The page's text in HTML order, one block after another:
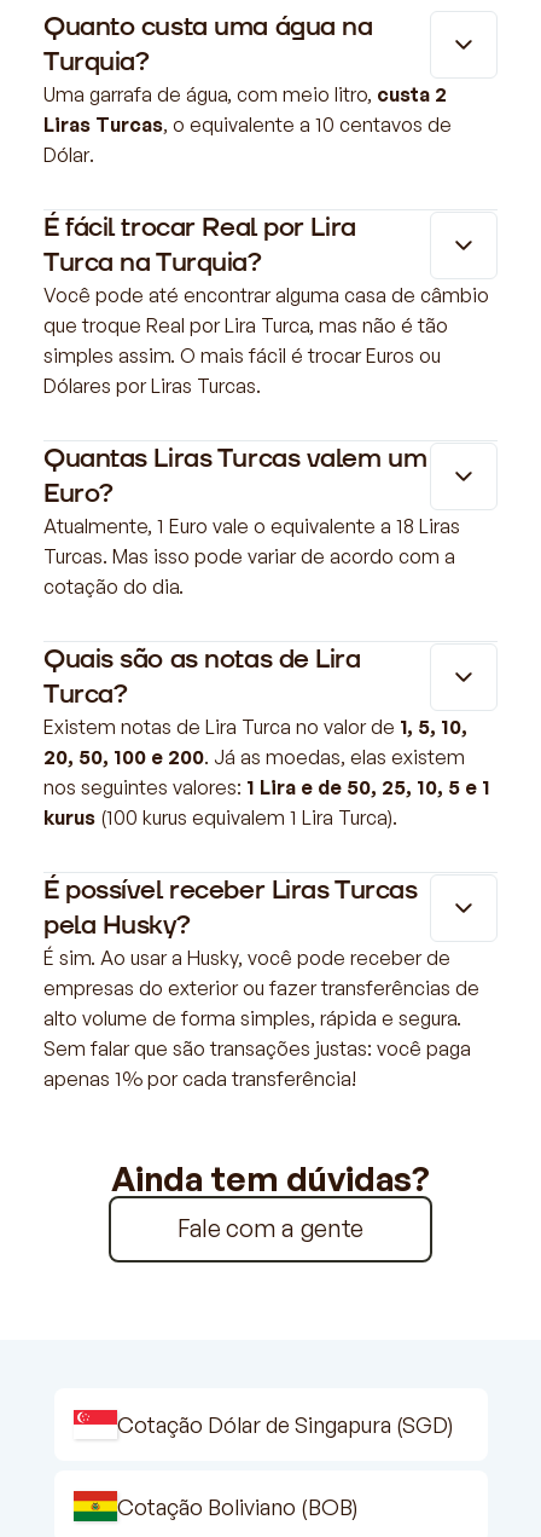
Quanto custa uma água na
Turquia?
Uma garrafa de água, com meio litro, custa 2
Liras Turcas, o equivalente a 10 centavos de
Dólar.
É fácil trocar Real por Lira
Turca na Turquia?
Você pode até encontrar alguma casa de câmbio
que troque Real por Lira Turca, mas não é tão
simples assim. O mais fácil é trocar Euros ou
Dólares por Liras Turcas.
Quantas Liras Turcas valem um
Euro?
Atualmente, 1 Euro vale o equivalente a 18 Liras
Turcas. Mas isso pode variar de acordo com a
cotação do dia.
Quais são as notas de Lira
Turca?
Existem notas de Lira Turca no valor de 1, 5, 10,
20, 50, 100 e 200. Já as moedas, elas existem
nos seguintes valores: 1 Lira e de 50, 25, 10, 5 e 1
kurus (100 kurus equivalem 1 Lira Turca).
É possível receber Liras Turcas
pela Husky?
É sim. Ao usar a Husky, você pode receber de
empresas do exterior ou fazer transferências de
alto volume de forma simples, rápida e segura.
Sem falar que são transações justas: você paga
apenas 1% por cada transferência!
Ainda tem dúvidas?
Fale com a gente
Cotação Dólar de Singapura (SGD)
Cotação Boliviano (BOB)